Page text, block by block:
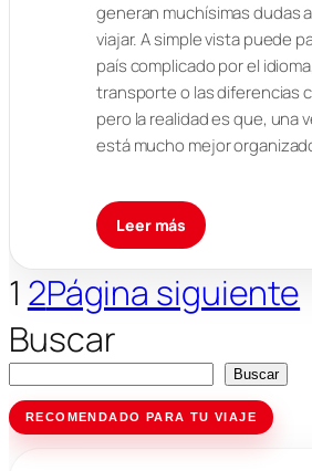
generan muchísimas dudas
viajar. A simple vista puede
país complicado por el
transporte o las diferencias
pero la realidad es que, una
está mucho mejor
Leer más
1 2Página siguiente
Buscar
Buscar
RECOMENDADO PARA TU VIAJE